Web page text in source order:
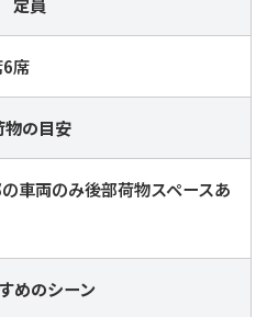
席
物の目安
車両のみ後部荷物スペースあ
めのシーン